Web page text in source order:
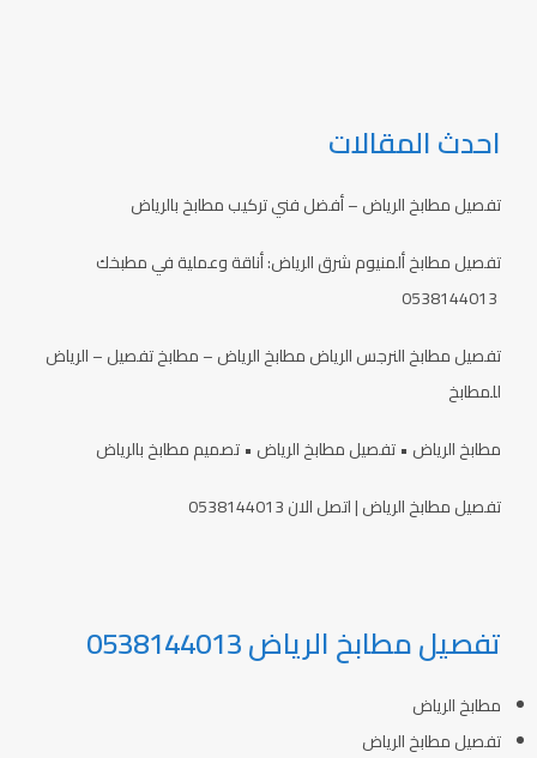
احدث المقالات
تفصيل مطابخ الرياض – أفضل فني تركيب مطابخ بالرياض
تفصيل مطابخ ألمنيوم شرق الرياض: أناقة وعملية في مطبخك
تفصيل مطابخ النرجس الرياض مطابخ الرياض – مطابخ تفصيل – الرياض
للمطابخ
مطابخ الرياض • تفصيل مطابخ الرياض • تصميم مطابخ بالرياض
تفصيل مطابخ الرياض | اتصل الان 0538144013
تفصيل مطابخ الرياض 0538144013
مطابخ الرياض
تفصيل مطابخ الرياض